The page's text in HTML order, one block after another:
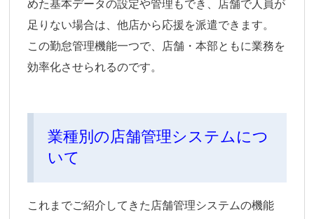
めた基本データの設定や管理もでき、店舗で人員が
足りない場合は、他店から応援を派遣できます。
この勤怠管理機能一つで、店舗・本部ともに業務を
効率化させられるのです。
業種別の店舗管理システムにつ
いて
これまでご紹介してきた店舗管理システムの機能